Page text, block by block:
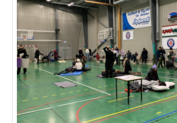
ОТЗЫВЫ
МЕТА
Войти
Лента записей
Лента комментариев
WordPress.org